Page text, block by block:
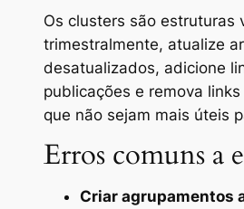
Os clusters são estruturas
trimestralmente, atualize
desatualizados, adicione
publicações e remova
que não sejam mais úteis
Erros comuns a
Criar agrupamentos